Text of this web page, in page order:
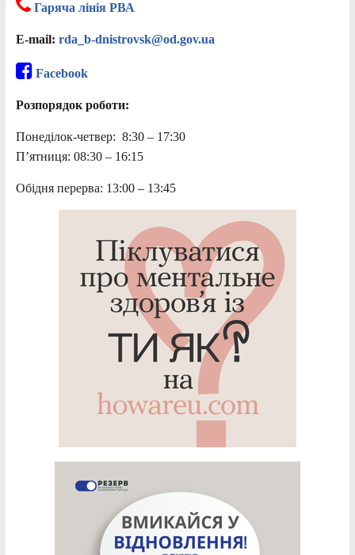
Гаряча лінія РВА
E-mail: rda_b-dnistrovsk@od.gov.ua
Facebook
Розпорядок роботи:
Понеділок-четвер: 8:30 – 17:30
П’ятниця: 08:30 – 16:15
Обідня перерва: 13:00 – 13:45